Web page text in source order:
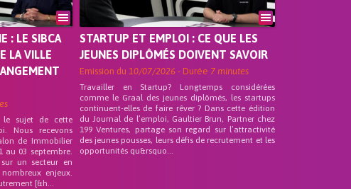
: LE SIBCA
LA VILLE
le sujet de cette
Nous recevons
de Immobilier
au 03 septembre.
un secteur en
enjeux.
[&h...
STARTUP ET EMPLOI : CE QUE LES
JEUNES DIPLÔMÉS DOIVENT SAVOIR
Emission du 10/07/2026 - Durée 7 minutes
Travailler en Startup? Longtemps considérées
comme le Graal des jeunes diplômés, les startups
continuent-elles de faire rêver ? Dans cette édition
du Journal de l’emploi, Gaultier Brun, Partner chez
199 Ventures, partage son regard sur l’attractivité
des jeunes pousses, leurs défis de recrutement et les
opportunités qu&rsquo...